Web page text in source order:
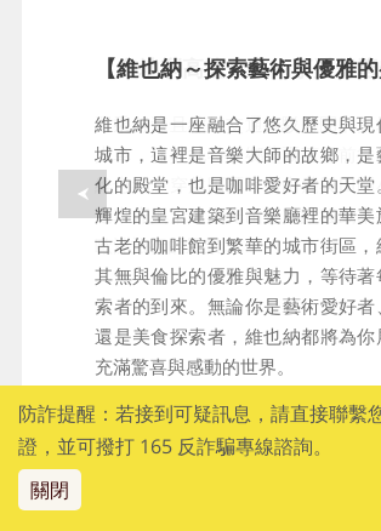
【維也納～探索藝術與優雅
維也納是一座融合了悠久歷史與現
城市，這裡是音樂大師的故鄉，是
【奧地利高速火車～享受舒
選乘舒適且縮短交通接駁時間的奧
火車，從莫札特故鄉薩爾茲堡前往
防詐提醒：若接到可疑訊息，請直接聯繫
證，並可撥打 165 反詐騙專線諮詢。
關閉